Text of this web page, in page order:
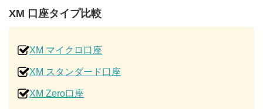
XM 口座タイプ比較
XM マイクロ口座
XM スタンダード口座
XM Zero口座